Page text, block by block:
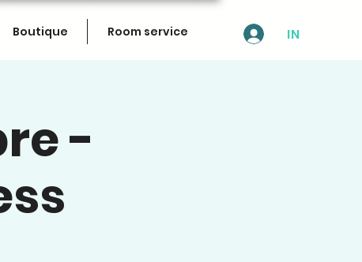
Boutique Room service IN
-